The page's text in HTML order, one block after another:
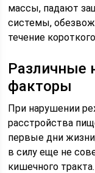
массы, падают
системы,
течение
Различные
факторы
При нарушении
расстройства
первые дни
в силу еще не
кишечного